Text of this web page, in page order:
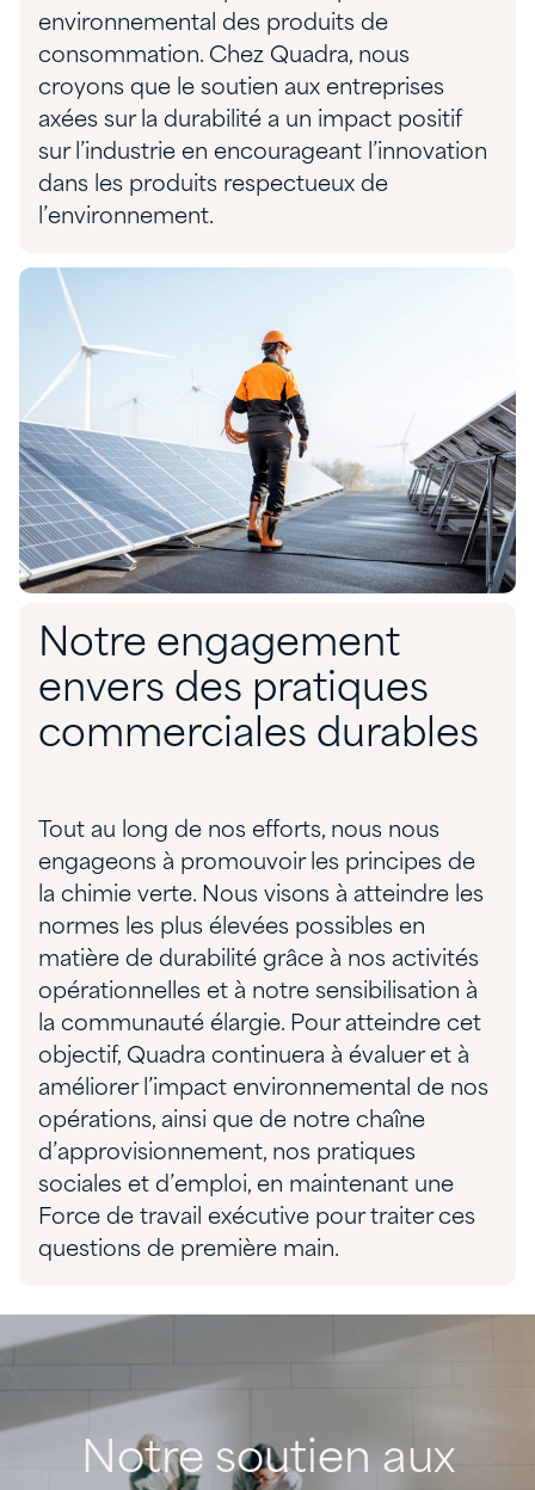
environnemental des produits de
consommation. Chez Quadra, nous
croyons que le soutien aux entreprises
axées sur la durabilité a un impact positif
sur l’industrie en encourageant l’innovation
dans les produits respectueux de
l’environnement.
Notre engagement
envers des pratiques
commerciales durables
Tout au long de nos efforts, nous nous
engageons à promouvoir les principes de
la chimie verte. Nous visons à atteindre les
normes les plus élevées possibles en
matière de durabilité grâce à nos activités
opérationnelles et à notre sensibilisation à
la communauté élargie. Pour atteindre cet
objectif, Quadra continuera à évaluer et à
améliorer l’impact environnemental de nos
opérations, ainsi que de notre chaîne
d’approvisionnement, nos pratiques
sociales et d’emploi, en maintenant une
Force de travail exécutive pour traiter ces
questions de première main.
Notre soutien aux